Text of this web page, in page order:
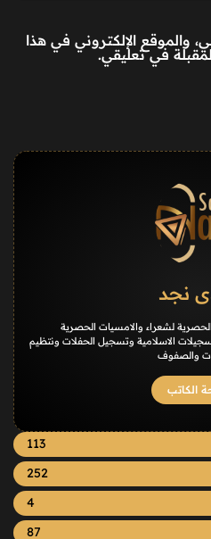
والموقع الإلكتروني في هذا
في تعليقي.
نجد
لشعراء والامسيات الحصرية
الاسلامية وتسجيل الحفلات ونتظيم
والصفوف
الكاتب
113
252
4
87